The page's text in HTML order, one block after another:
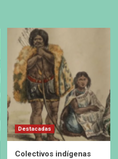
Destacadas
Colectivos indígenas